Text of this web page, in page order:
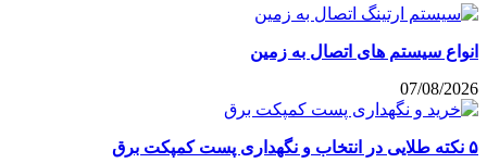
انواع سیستم های اتصال به زمین
07/08/2026
۵ نکته طلایی در انتخاب و نگهداری پست کمپکت برق